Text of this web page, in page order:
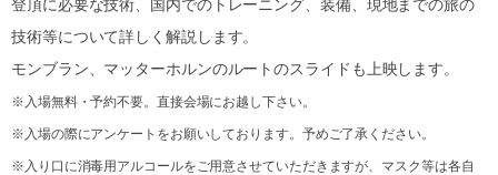
登頂に必要な技術、国内でのトレーニング、装備、現地までの旅の
技術等について詳しく解説します。
モンブラン、マッターホルンのルートのスライドも上映します。
※入場無料・予約不要。直接会場にお越し下さい。
※入場の際にアンケートをお願いしております。予めご了承ください。
※入り口に消毒用アルコールをご用意させていただきますが、マスク等は各自